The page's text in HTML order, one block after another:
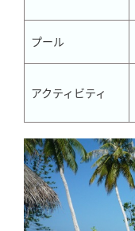
プール
アクティビティ